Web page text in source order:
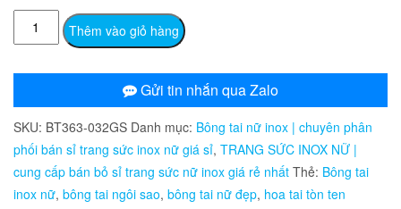
Bông
tai
nữ
inox
tòn
ten
tam
Thêm vào giỏ hàng
Gửi tin nhắn qua Zalo
SKU: BT363-032GS Danh mục: Bông tai nữ inox | chuyên phân
phối bán sỉ trang sức inox nữ giá sỉ, TRANG SỨC INOX NỮ |
cung cấp bán bỏ sỉ trang sức nữ inox giá rẻ nhất Thẻ: Bông tai
inox nữ, bông tai ngôi sao, bông tai nữ đẹp, hoa tai tòn ten